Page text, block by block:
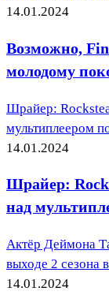
14.01.2024
Возможно,
молодому
Шрайер:
мультиплеером
14.01.2024
Шрайер:
над
Актёр Деймона
выходе 2 сезона
14.01.2024